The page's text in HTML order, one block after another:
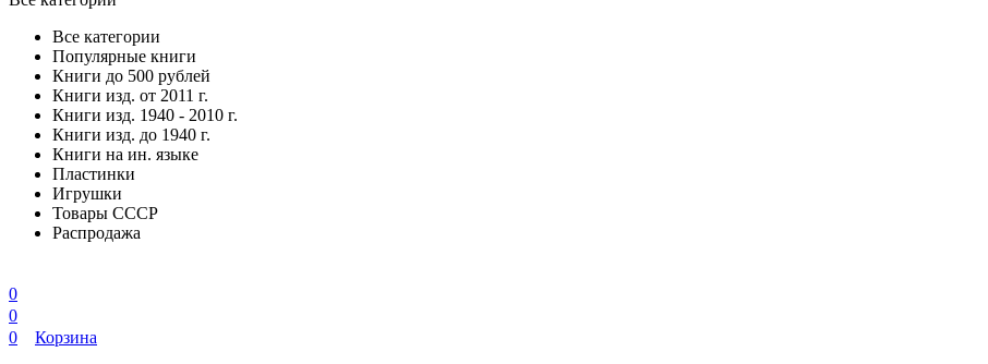
Все категории
Популярные книги
Книги до 500 рублей
Книги изд. от 2011 г.
Книги изд. 1940 - 2010 г.
Книги изд. до 1940 г.
Книги на ин. языке
Пластинки
Игрушки
Товары СССР
Распродажа
0
0
0
Корзина